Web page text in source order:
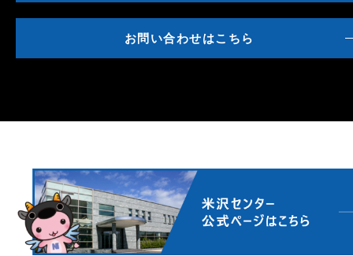
お問い合わせはこちら